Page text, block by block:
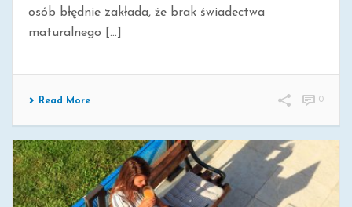
osób błędnie zakłada, że brak świadectwa
maturalnego [...]
Read More 0